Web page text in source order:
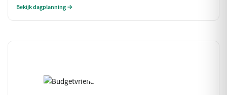
Bekijk dagplanning →